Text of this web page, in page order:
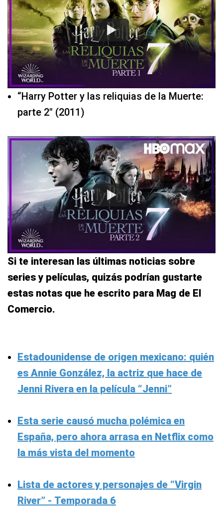
“Harry Potter y las reliquias de la Muerte:
parte 2″ (2011)
Si te interesan las últimas noticias sobre
series y películas, quizás podrían gustarte
estas notas que he escrito para Mag de El
Comercio.
Estadounidense de origen mexicano: quién
es Annie González, la actriz que hace de
Jenni Rivera en la película “Jenni”
Esta serie causó mucha polémica en
España, pero ahora arrasa en Netflix como
la más vista del momento
Lista de actores y personajes de “Virgin
River” - Temporada 6